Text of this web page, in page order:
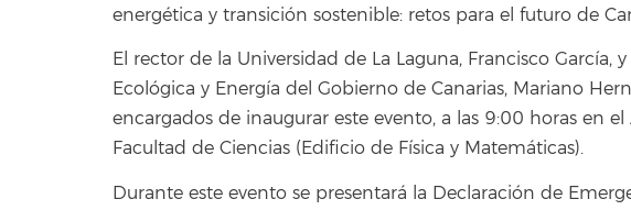
energética y transición sostenible: retos para el futuro de
El rector de la Universidad de La Laguna, Francisco García,
Ecológica y Energía del Gobierno de Canarias, Mariano
encargados de inaugurar este evento, a las 9:00 horas en el
Facultad de Ciencias (Edificio de Física y Matemáticas).
Durante este evento se presentará la Declaración de